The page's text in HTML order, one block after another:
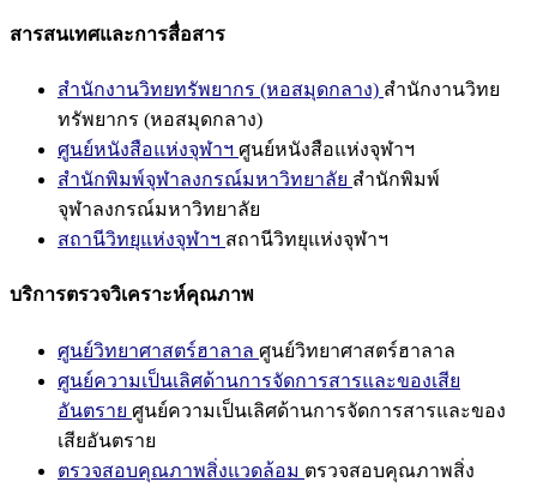
สารสนเทศและการสื่อสาร
สำนักงานวิทยทรัพยากร (หอสมุดกลาง) สำนักงานวิทย
ทรัพยากร (หอสมุดกลาง)
ศูนย์หนังสือแห่งจุฬาฯ ศูนย์หนังสือแห่งจุฬาฯ
สำนักพิมพ์จุฬาลงกรณ์มหาวิทยาลัย สำนักพิมพ์
จุฬาลงกรณ์มหาวิทยาลัย
สถานีวิทยุแห่งจุฬาฯ สถานีวิทยุแห่งจุฬาฯ
บริการตรวจวิเคราะห์คุณภาพ
ศูนย์วิทยาศาสตร์ฮาลาล ศูนย์วิทยาศาสตร์ฮาลาล
ศูนย์ความเป็นเลิศด้านการจัดการสารและของเสีย
อันตราย ศูนย์ความเป็นเลิศด้านการจัดการสารและของ
เสียอันตราย
ตรวจสอบคุณภาพสิ่งแวดล้อม ตรวจสอบคุณภาพสิ่ง